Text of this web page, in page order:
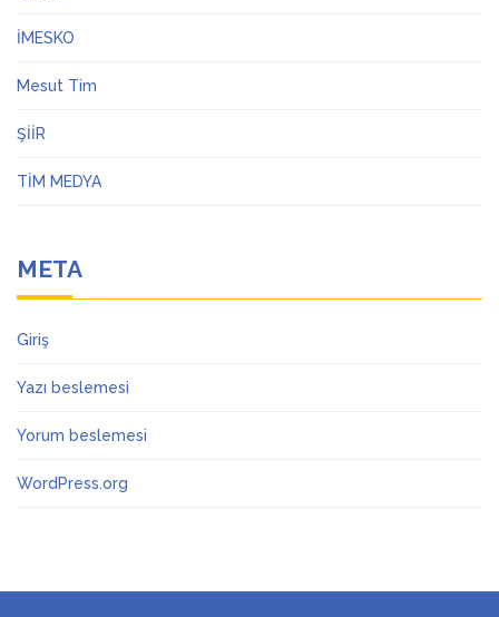
İMESKO
Mesut Tim
ŞİİR
TİM MEDYA
META
Giriş
Yazı beslemesi
Yorum beslemesi
WordPress.org